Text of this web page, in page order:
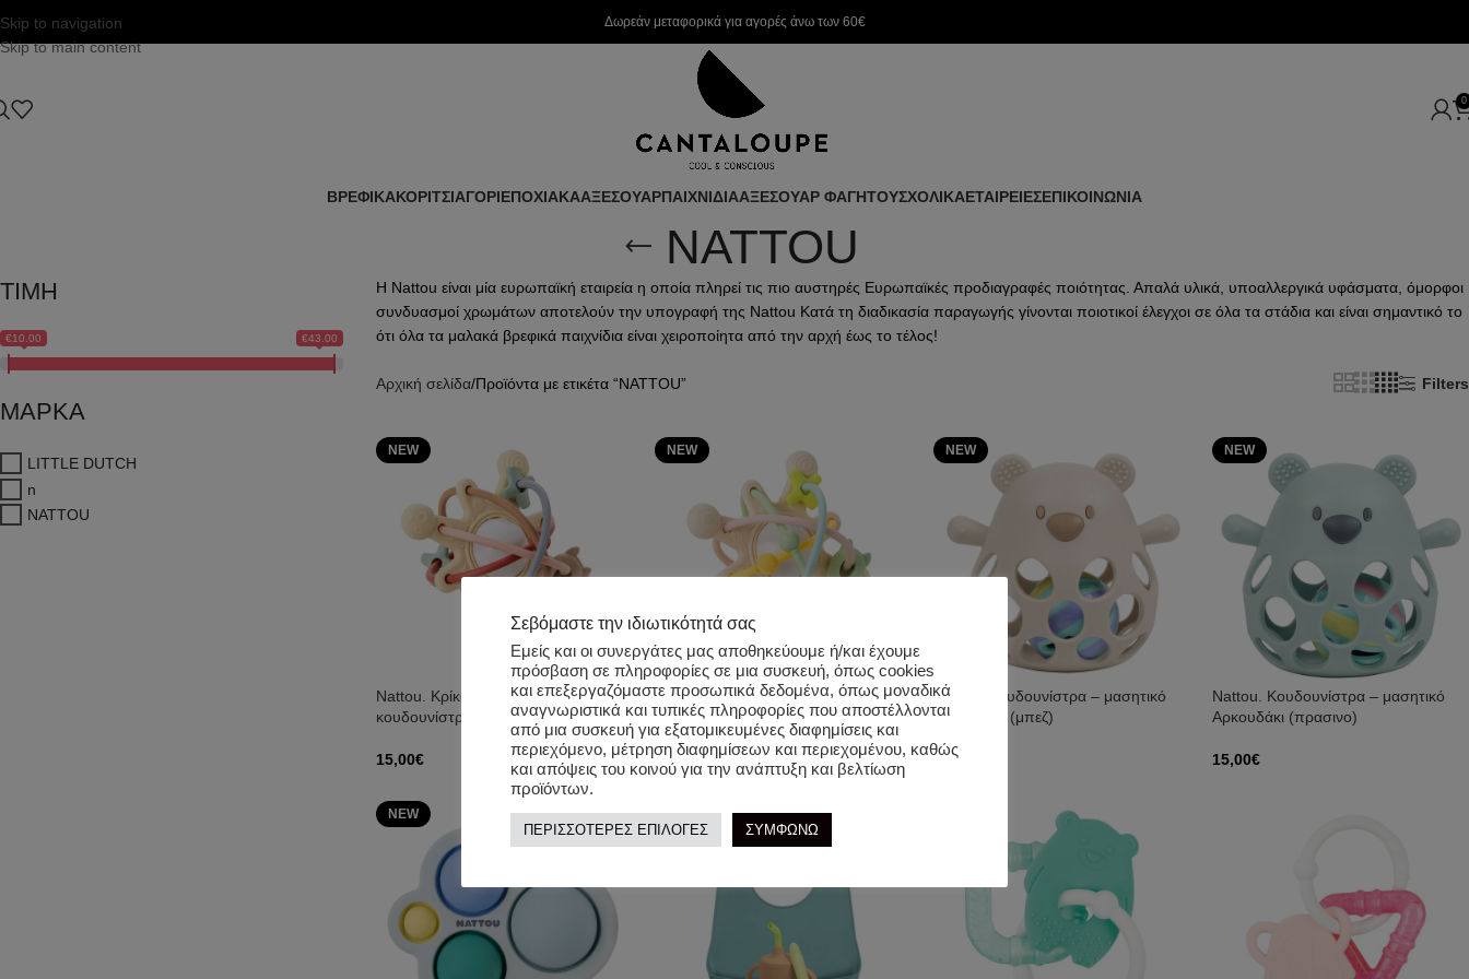
Skip to navigation
Skip to main content
Δωρεάν μεταφορικά για αγορές άνω των 60€
0
ΒΡΕΦΙΚΑΚΟΡΙΤΣΙΑΓΟΡΙΕΠΟΧΙΑΚΑΑΞΕΣΟΥΑΡΠΑΙΧΝΙΔΙΑΑΞΕΣΟΥΑΡ ΦΑΓΗΤΟΥΣΧΟΛΙΚΑΕΤΑΙΡΕΙΕΣΕΠΙΚΟΙΝΩΝΙΑ
NATTOU
ΤΙΜΗ
€10.00 €43.00
ΜΑΡΚΑ
LITTLE DUTCH
n
NATTOU
Η Nattou είναι μία ευρωπαϊκή εταιρεία η οπoία πληρεί τις πιο αυστηρές Ευρωπαϊκές προδιαγραφές ποιότητας. Απαλά υλικά, υποαλλεργικά υφάσματα, όμορφοι
συνδυασμοί χρωμάτων αποτελούν την υπογραφή της Nattou Κατά τη διαδικασία παραγωγής γίνονται ποιοτικοί έλεγχοι σε όλα τα στάδια και είναι σημαντικό το
ότι όλα τα μαλακά βρεφικά παιχνίδια είναι χειροποίητα από την αρχή έως το τέλος!
Αρχική σελίδα Προϊόντα με ετικέτα “NATTOU” Filters
NEW
Nattou. Κρίκος οδοντοφυΐας
κουδουνίστρα Galaxy (μπεζ)
15,00€
Προσθήκη Στο Καλάθι
NEW
Nattou. Κρίκος οδοντοφυΐας
κουδουνίστρα Galaxy
15,00€
Προσθήκη Στο Καλάθι
NEW
Nattou. Κουδουνίστρα – μασητικό
Αρκουδάκι (μπεζ)
15,00
NEW
Nattou. Κουδουνίστρα – μασητικό
Αρκουδάκι (πρασινο)
15,00€
NEW
Σεβόμαστε την ιδιωτικότητά σας
Εμείς και οι συνεργάτες μας αποθηκεύουμε ή/και έχουμε
πρόσβαση σε πληροφορίες σε μια συσκευή, όπως cookies
και επεξεργαζόμαστε προσωπικά δεδομένα, όπως μοναδικά
αναγνωριστικά και τυπικές πληροφορίες που αποστέλλονται
από μια συσκευή για εξατομικευμένες διαφημίσεις και
περιεχόμενο, μέτρηση διαφημίσεων και περιεχομένου, καθώς
και απόψεις του κοινού για την ανάπτυξη και βελτίωση
προϊόντων.
ΠΕΡΙΣΣΟΤΕΡΕΣ ΕΠΙΛΟΓΕΣ ΣΥΜΦΩΝΩ